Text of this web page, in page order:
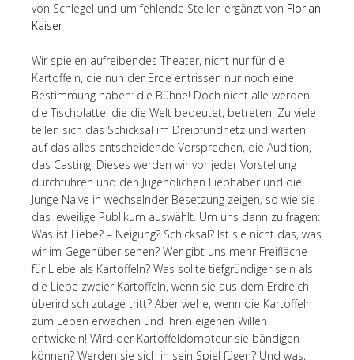
von Schlegel und um fehlende Stellen ergänzt von Florian
Kaiser
Wir spielen aufreibendes Theater, nicht nur für die
Kartoffeln, die nun der Erde entrissen nur noch eine
Bestimmung haben: die Bühne! Doch nicht alle werden
die Tischplatte, die die Welt bedeutet, betreten: Zu viele
teilen sich das Schicksal im Dreipfundnetz und warten
auf das alles entscheidende Vorsprechen, die Audition,
das Casting! Dieses werden wir vor jeder Vorstellung
durchführen und den Jugendlichen Liebhaber und die
Junge Naive in wechselnder Besetzung zeigen, so wie sie
das jeweilige Publikum auswählt. Um uns dann zu fragen:
Was ist Liebe? – Neigung? Schicksal? Ist sie nicht das, was
wir im Gegenüber sehen? Wer gibt uns mehr Freifläche
für Liebe als Kartoffeln? Was sollte tiefgründiger sein als
die Liebe zweier Kartoffeln, wenn sie aus dem Erdreich
überirdisch zutage tritt? Aber wehe, wenn die Kartoffeln
zum Leben erwachen und ihren eigenen Willen
entwickeln! Wird der Kartoffeldompteur sie bändigen
können? Werden sie sich in sein Spiel fügen? Und was,